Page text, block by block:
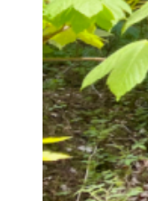
6 personers